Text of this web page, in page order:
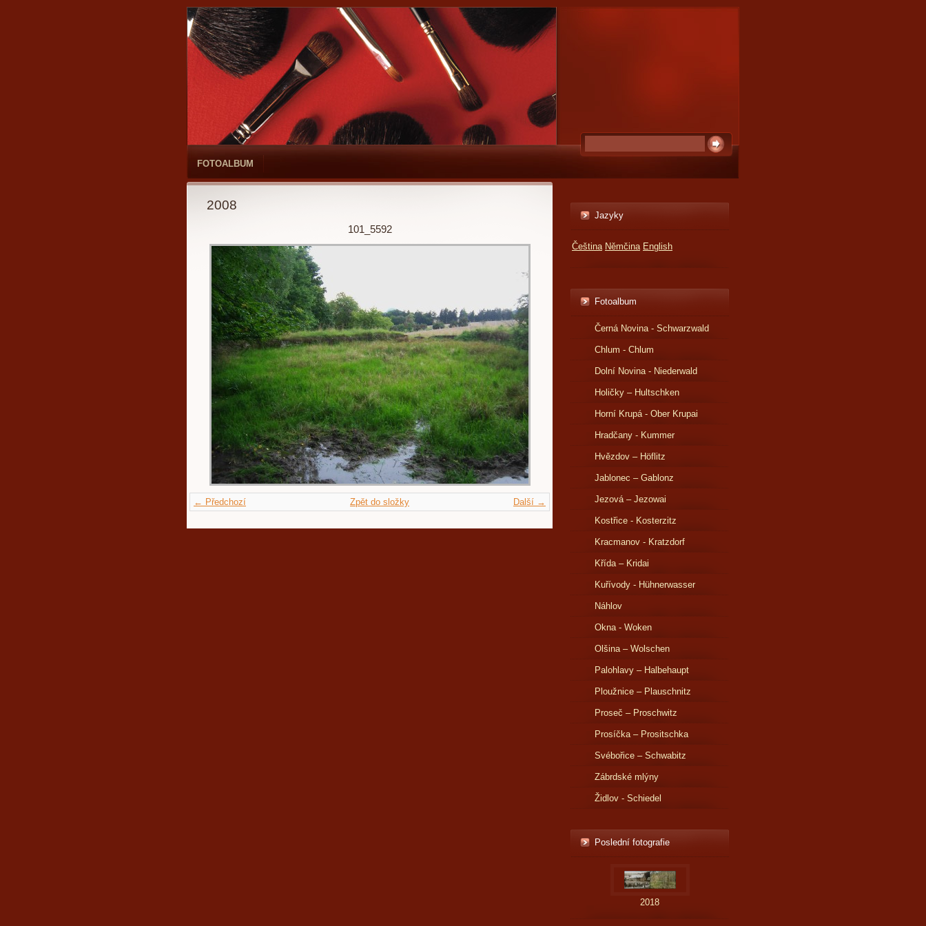
FOTOALBUM
2008
101_5592
← Předchozí Další →
Zpět do složky
Jazyky
Čeština Němčina English
Fotoalbum
Černá Novina - Schwarzwald
Chlum - Chlum
Dolní Novina - Niederwald
Holičky – Hultschken
Horní Krupá - Ober Krupai
Hradčany - Kummer
Hvězdov – Höflitz
Jablonec – Gablonz
Jezová – Jezowai
Kostřice - Kosterzitz
Kracmanov - Kratzdorf
Křída – Kridai
Kuřívody - Hühnerwasser
Náhlov
Okna - Woken
Olšina – Wolschen
Palohlavy – Halbehaupt
Ploužnice – Plauschnitz
Proseč – Proschwitz
Prosíčka – Prositschka
Svébořice – Schwabitz
Zábrdské mlýny
Židlov - Schiedel
Poslední fotografie
2018